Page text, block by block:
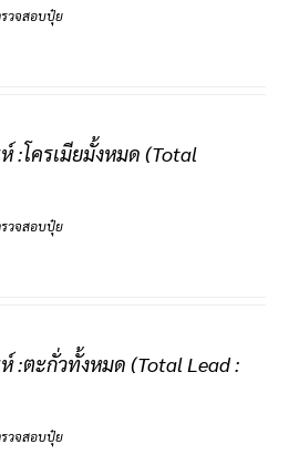
รวจสอบปุ๋ย
:โครเมียมั้งหมด (Total
รวจสอบปุ๋ย
ห์ :ตะกั่วทั้งหมด (Total Lead :
รวจสอบปุ๋ย